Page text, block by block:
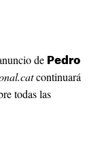
de Pedro
continuará
todas las